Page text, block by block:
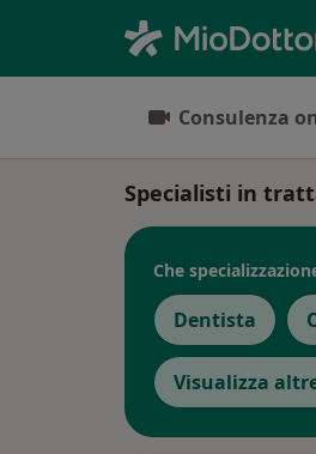
Consulenza
Specialisti in
Che
Dentista
Visualizza